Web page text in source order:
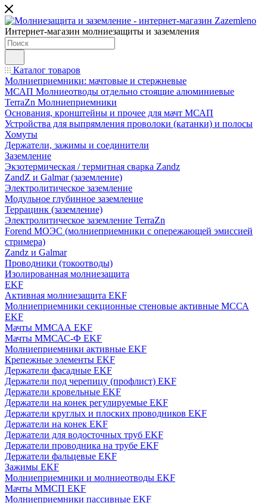
Интернет-магазин молниезащиты и заземления
Каталог товаров
Молниеприемники: мачтовые и стержневые
МСАП Молниеотводы отдельно стоящие алюминиевые
TerraZn Молниеприемники
Основания, кронштейны и прочее для мачт МСАП
Устройства для выпрямления проволоки (катанки) и полосы
Хомуты
Держатели, зажимы и соединители
Заземление
Экзотермическая / термитная сварка Zandz
ZandZ и Galmar (заземление)
Электролитическое заземление
Модульное глубинное заземление
Террацинк (заземление)
Электролитическое заземление TerraZn
Forend МОЭС (молниеприемники с опережающей эмиссией
стримера)
Zandz и Galmar
Проводники (токоотводы)
Изолированная молниезащита
EKF
Активная молниезащита EKF
Молниеприемники секционные стеновые активные МССА
EKF
Мачты ММСАА EKF
Мачты ММСАС-Ф EKF
Молниеприемники активные EKF
Крепежные элементы EKF
Держатели фасадные EKF
Держатели под черепицу (профлист) EKF
Держатели кровельные EKF
Держатели на конек регулируемые EKF
Держатели круглых и плоских проводников EKF
Держатели на конек EKF
Держатели для водосточных труб EKF
Держатели проводника на трубе EKF
Держатели фальцевые EKF
Зажимы EKF
Молниеприемники и молниеотводы EKF
Мачты ММСП EKF
Молниеприемники пассивные EKF